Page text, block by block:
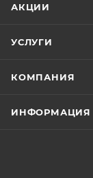
АКЦИИ
УСЛУГИ
КОМПАНИЯ
ИНФОРМАЦИЯ